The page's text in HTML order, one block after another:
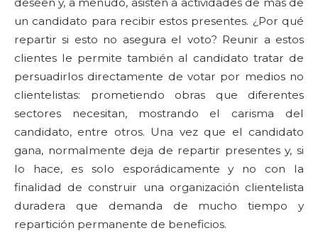
un candidato para recibir estos presentes. ¿Por qué
repartir si esto no asegura el voto? Reunir a estos
clientes le permite también al candidato tratar de
persuadirlos directamente de votar por medios no
clientelistas: prometiendo obras que diferentes
sectores necesitan, mostrando el carisma del
candidato, entre otros. Una vez que el candidato
gana, normalmente deja de repartir presentes y, si
lo hace, es solo esporádicamente y no con la
finalidad de construir una organización clientelista
duradera que demanda de mucho tiempo y
repartición permanente de beneficios.